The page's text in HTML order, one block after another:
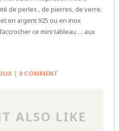
de perles , de pierres, de verre.
en argent 925 ou en inox
ce mini tableau ….aux
| 0 COMMENT
ALSO LIKE